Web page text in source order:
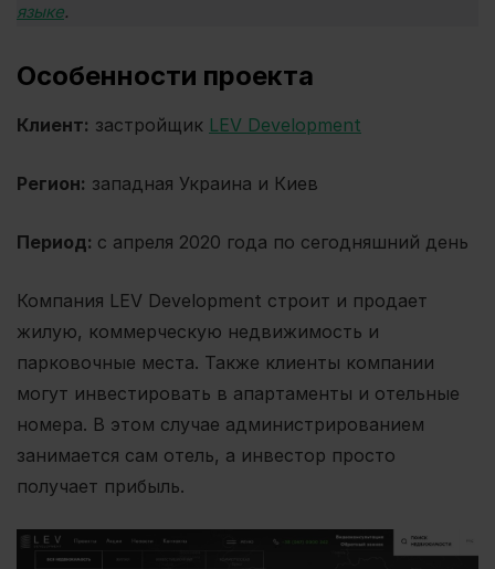
языке.
Особенности проекта
Клиент: застройщик LEV Development
Регион: западная Украина и Киев
Период: с апреля 2020 года по сегодняшний день
Компания LEV Development строит и продает
жилую, коммерческую недвижимость и
парковочные места. Также клиенты компании
могут инвестировать в апартаменты и отельные
номера. В этом случае администрированием
занимается сам отель, а инвестор просто
получает прибыль.